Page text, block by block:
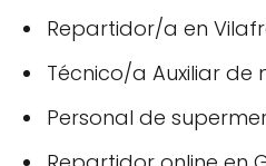
Repartidor/a en
Técnico/a Auxiliar
Personal de